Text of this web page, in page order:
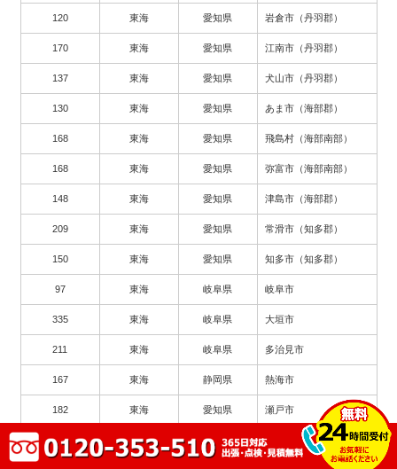
120 東海 愛知県 岩倉市（丹羽郡）
170 東海 愛知県 江南市（丹羽郡）
137 東海 愛知県 犬山市（丹羽郡）
130 東海 愛知県 あま市（海部郡）
168 東海 愛知県 飛島村（海部南部）
168 東海 愛知県 弥富市（海部南部）
148 東海 愛知県 津島市（海部郡）
209 東海 愛知県 常滑市（知多郡）
150 東海 愛知県 知多市（知多郡）
97 東海 岐阜県 岐阜市
335 東海 岐阜県 大垣市
211 東海 岐阜県 多治見市
167 東海 静岡県 熱海市
182 東海 愛知県 瀬戸市
263 東海 愛知県 豊川市